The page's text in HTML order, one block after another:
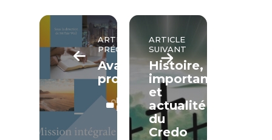
ARTICLE
PRÉCÉDENT
Avant-
propos
LECTURE
LIBRE
ARTICLE
SUIVANT
Histoire,
importance
et
actualité
du
Credo